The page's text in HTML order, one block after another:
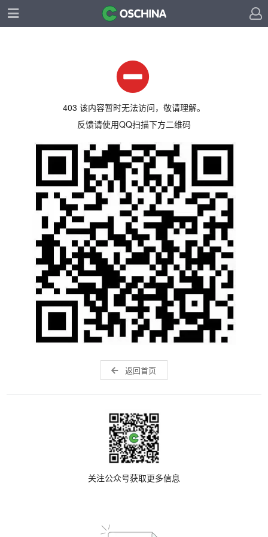
403 该内容暂时无法访问，敬请理解。
反馈请使用QQ扫描下方二维码
返回首页
关注公众号获取更多信息